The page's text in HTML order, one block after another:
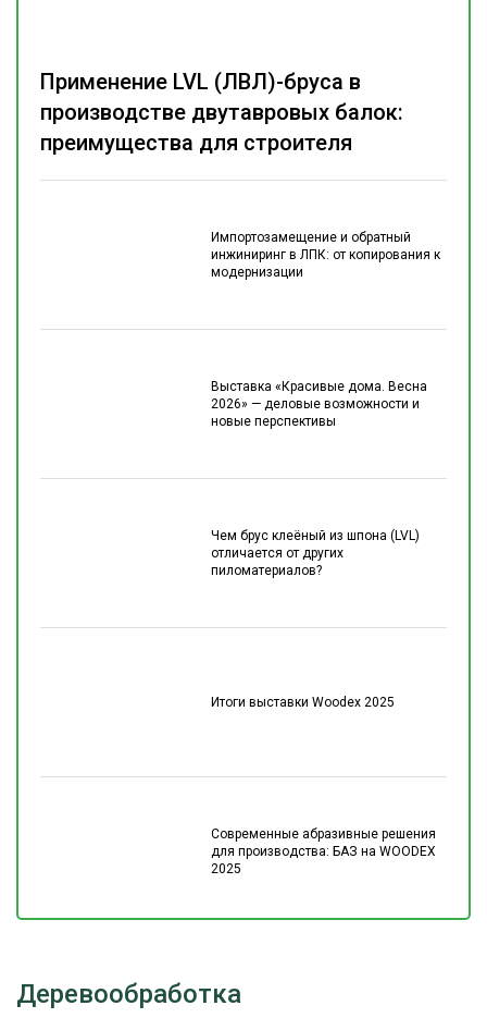
Импортозамещение и обратный
инжиниринг в ЛПК: от копирования к
модернизации
Выставка «Красивые дома. Весна
2026» — деловые возможности и
новые перспективы
Чем брус клеёный из шпона (LVL)
отличается от других
пиломатериалов?
Итоги выставки Woodex 2025
Современные абразивные решения
для производства: БАЗ на WOODEX
2025
Применение LVL (ЛВЛ)-бруса в
производстве двутавровых балок:
преимущества для строителя
Деревообработка